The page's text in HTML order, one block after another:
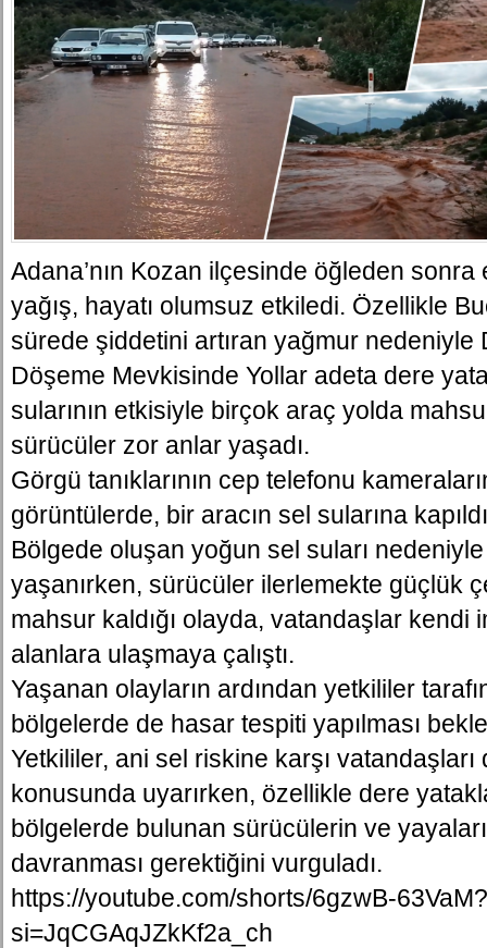
Adana’nın Kozan ilçesinde öğleden
yağış, hayatı olumsuz etkiledi. Özellikle
sürede şiddetini artıran yağmur nedeniyle
Döşeme Mevkisinde Yollar adeta dere
sularının etkisiyle birçok araç yolda
sürücüler zor anlar yaşadı.
Görgü tanıklarının cep telefonu
görüntülerde, bir aracın sel sularına
Bölgede oluşan yoğun sel suları
yaşanırken, sürücüler ilerlemekte güçlük
mahsur kaldığı olayda, vatandaşlar kendi
alanlara ulaşmaya çalıştı.
Yaşanan olayların ardından yetkililer
bölgelerde de hasar tespiti yapılması
Yetkililer, ani sel riskine karşı vatandaşları
konusunda uyarırken, özellikle dere
bölgelerde bulunan sürücülerin ve
davranması gerektiğini vurguladı.
https://youtube.com/shorts/6gzwB-63VaM?
si=JqCGAqJZkKf2a_ch